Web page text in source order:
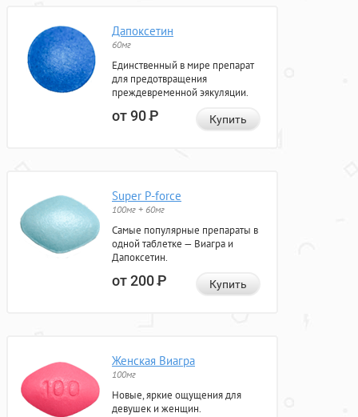
Дапоксетин
60мг
Единственный в мире препарат
для предотвращения
преждевременной эякуляции.
от 90Р Купить
Super P-force
100мг + 60мг
Самые популярные препараты в
одной таблетке — Виагра и
Дапоксетин.
от 200Р Купить
Женская Виагра
100мг
Новые, яркие ощущения для
девушек и женщин.